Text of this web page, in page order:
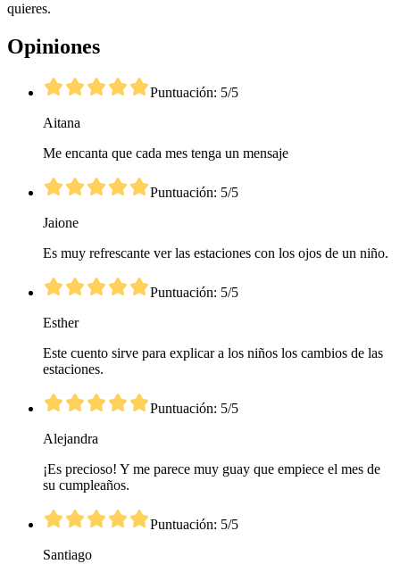
quieres.
Opiniones
Puntuación: 5/5
Aitana
Me encanta que cada mes tenga un mensaje
Puntuación: 5/5
Jaione
Es muy refrescante ver las estaciones con los ojos de un niño.
Puntuación: 5/5
Esther
Este cuento sirve para explicar a los niños los cambios de las
estaciones.
Puntuación: 5/5
Alejandra
¡Es precioso! Y me parece muy guay que empiece el mes de
su cumpleaños.
Puntuación: 5/5
Santiago